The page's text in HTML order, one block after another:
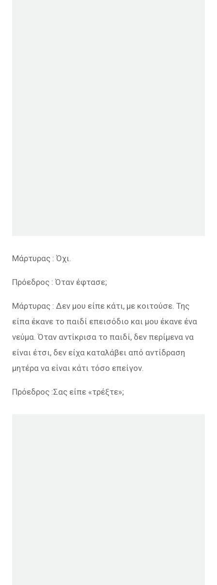
Μάρτυρας : Όχι.
Πρόεδρος : Όταν έφτασε;
Μάρτυρας : Δεν μου είπε κάτι, με κοιτούσε. Της
είπα έκανε το παιδί επεισόδιο και μου έκανε ένα
νεύμα. Όταν αντίκρισα το παιδί, δεν περίμενα να
είναι έτσι, δεν είχα καταλάβει από αντίδραση
μητέρα να είναι κάτι τόσο επείγον.
Πρόεδρος :Σας είπε «τρέξτε»;